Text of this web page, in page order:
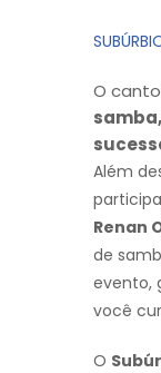
O
Além
Renan
de
evento,
você
O